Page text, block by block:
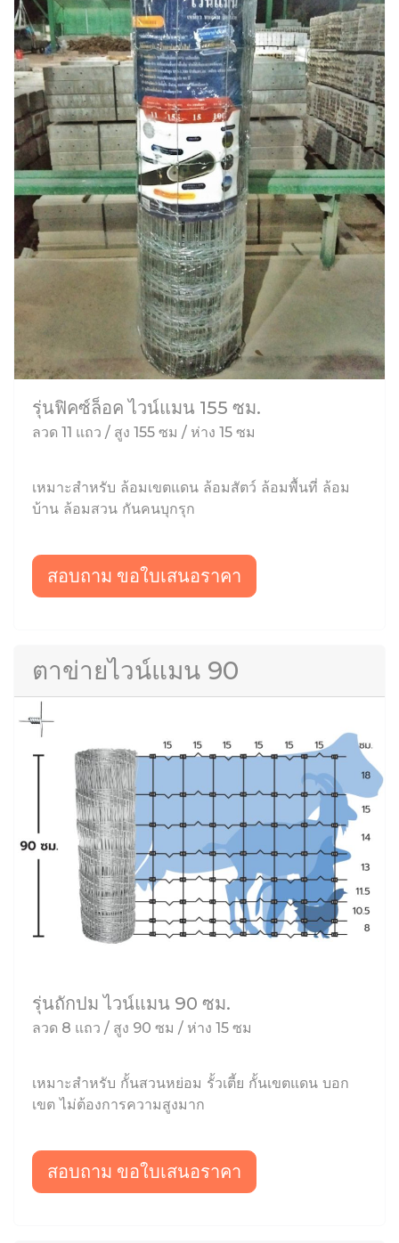
รุ่นฟิคซ์ล็อค ไวน์แมน 155 ซม.
ลวด 11 แถว / สูง 155 ซม / ห่าง 15 ซม
เหมาะสำหรับ ล้อมเขตแดน ล้อมสัตว์ ล้อมพื้นที่ ล้อม
บ้าน ล้อมสวน กันคนบุกรุก
สอบถาม ขอใบเสนอราคา
ตาข่ายไวน์แมน 90
รุ่นถักปม ไวน์แมน 90 ซม.
ลวด 8 แถว / สูง 90 ซม / ห่าง 15 ซม
เหมาะสำหรับ กั้นสวนหย่อม รั้วเตี้ย กั้นเขตแดน บอก
เขต ไม่ต้องการความสูงมาก
สอบถาม ขอใบเสนอราคา